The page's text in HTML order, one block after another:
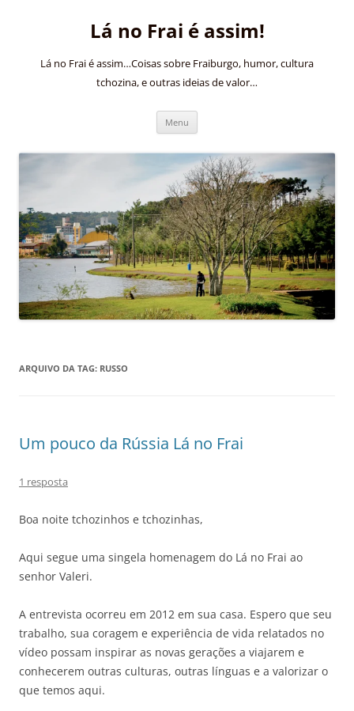
Lá no Frai é assim!
Lá no Frai é assim…Coisas sobre Fraiburgo, humor, cultura
tchozina, e outras ideias de valor…
Menu
ARQUIVO DA TAG: RUSSO
Um pouco da Rússia Lá no Frai
1 resposta
Boa noite tchozinhos e tchozinhas,
Aqui segue uma singela homenagem do Lá no Frai ao
senhor Valeri.
A entrevista ocorreu em 2012 em sua casa. Espero que seu
trabalho, sua coragem e experiência de vida relatados no
vídeo possam inspirar as novas gerações a viajarem e
conhecerem outras culturas, outras línguas e a valorizar o
que temos aqui.